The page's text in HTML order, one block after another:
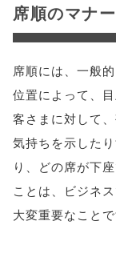
席順のマナー
席順には、一般
位置によって、
客さまに対して
気持ちを示した
り、どの席が下
ことは、ビジネ
大変重要なことで